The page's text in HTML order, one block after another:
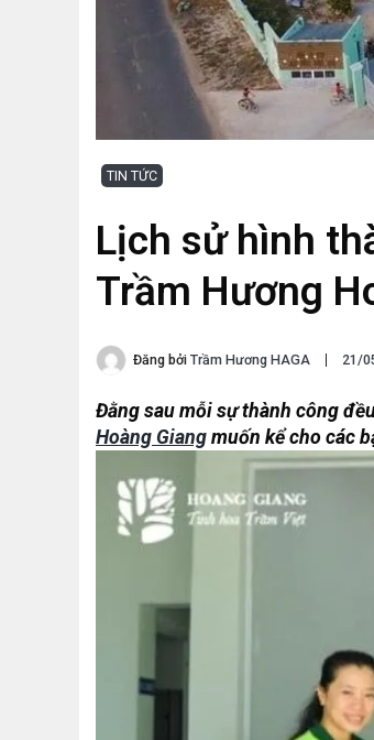
TIN TỨC
Lịch sử hình
Trầm Hương
Đăng bởi Trầm Hương HAGA 21/
Đằng sau mỗi sự thành công
Hoàng Giang muốn kể cho các